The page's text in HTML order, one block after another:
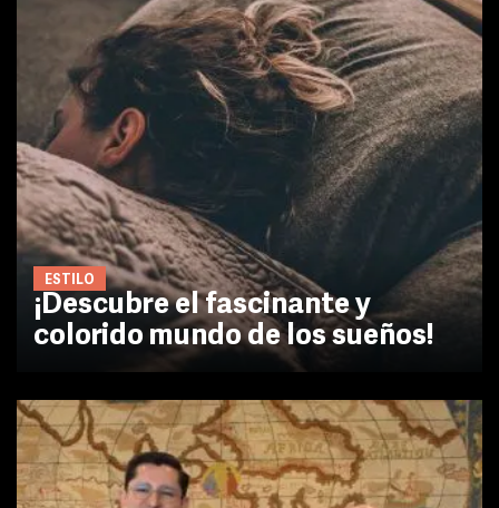
ESTILO
¡Descubre el fascinante y
colorido mundo de los sueños!